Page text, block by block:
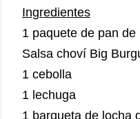
Ingredientes
1 paquete de pan
Salsa choví Big
1 cebolla
1 lechuga
1 barqueta de locha